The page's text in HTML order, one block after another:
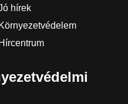
hírek
Környezetvédelem
Hírcentrum